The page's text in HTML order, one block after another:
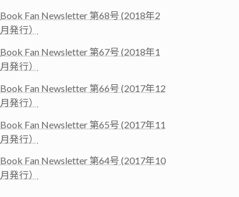
Book Fan Newsletter 第68号 (2018年2
月発行）
Book Fan Newsletter 第67号 (2018年1
月発行）
Book Fan Newsletter 第66号 (2017年12
月発行）
Book Fan Newsletter 第65号 (2017年11
月発行）
Book Fan Newsletter 第64号 (2017年10
月発行）